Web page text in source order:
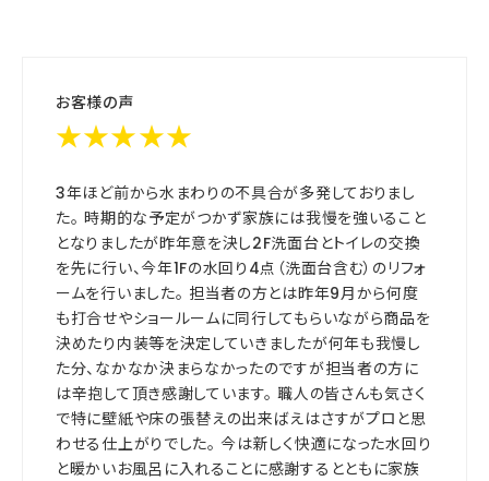
お客様の声
★★★★★
3年ほど前から水まわりの不具合が多発しておりまし
た。 時期的な予定がつかず家族には我慢を強いること
となりましたが昨年意を決し2F洗面台とトイレの交換
を先に行い、今年1Fの水回り4点（洗面台含む）のリフォ
ームを行いました。 担当者の方とは昨年9月から何度
も打合せやショールームに同行してもらいながら商品を
決めたり内装等を決定していきましたが何年も我慢し
た分、なかなか決まらなかったのですが担当者の方に
は辛抱して頂き感謝しています。 職人の皆さんも気さく
で特に壁紙や床の張替えの出来ばえはさすがプロと思
わせる仕上がりでした。 今は新しく快適になった水回り
と暖かいお風呂に入れることに感謝するとともに家族